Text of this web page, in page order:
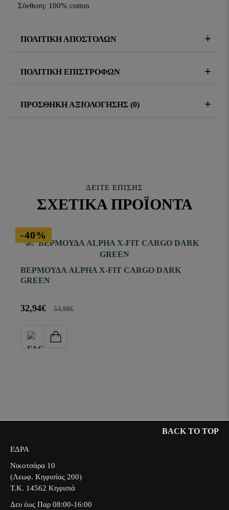
Σύνθεση: 100% cotton
ΠΟΛΙΤΙΚΗ ΑΠΟΣΤΟΛΩΝ
ΠΟΛΙΤΙΚΗ ΕΠΙΣΤΡΟΦΩΝ
ΠΡΟΣΘΗΚΗ ΑΞΙΟΛΟΓΗΣΗΣ (0)
ΔΕΊΤΕ ΕΠΊΣΗΣ
ΣΧΕΤΙΚΆ ΠΡΟΪΌΝΤΑ
-40%
ΒΕΡΜΟΥΔΑ ALPHA X-FIT CARGO DARK
GREEN
32,94€ 54,90€
BACK TO TOP
ΕΔΡΑ
Νικοτσάρα 10
(Λεωφ. Κηφισίας 200)
Τ.Κ. 14562 Κηφισιά
Δευ έως Παρ 08:00-16:00